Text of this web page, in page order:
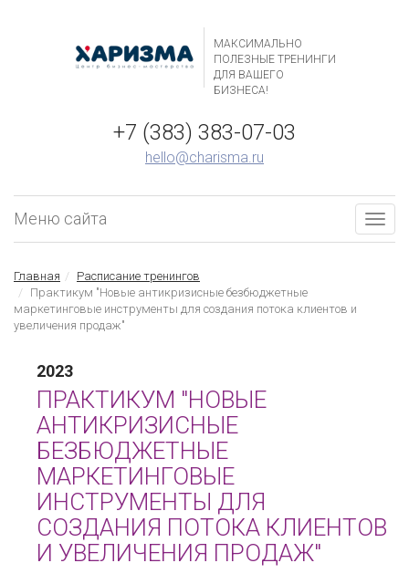
МАКСИМАЛЬНО
ПОЛЕЗНЫЕ ТРЕНИНГИ
ДЛЯ ВАШЕГО
БИЗНЕСА!
+7 (383) 383-07-03
hello@charisma.ru
Меню сайта
Главная
Расписание тренингов
Практикум "Новые антикризисные безбюджетные
маркетинговые инструменты для создания потока клиентов и
увеличения продаж"
2023
ПРАКТИКУМ "НОВЫЕ
АНТИКРИЗИСНЫЕ
БЕЗБЮДЖЕТНЫЕ
МАРКЕТИНГОВЫЕ
ИНСТРУМЕНТЫ ДЛЯ
СОЗДАНИЯ ПОТОКА КЛИЕНТОВ
И УВЕЛИЧЕНИЯ ПРОДАЖ"